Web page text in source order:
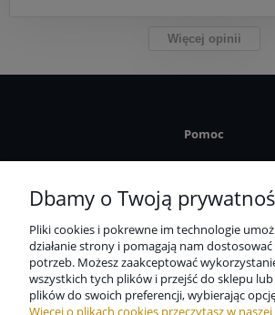
Więcej opinii
Pomoc
Płatności i dostawa
Informacje
O nas
Dbamy o Twoją
Pliki cookies i pokrewne im technologie
działanie strony i pomagają nam
potrzeb. Możesz zaakceptować
wszystkich tych plików i przejść do sklepu
plików do swoich preferencji, wybierając
Więcej o plikach cookies przeczytasz w